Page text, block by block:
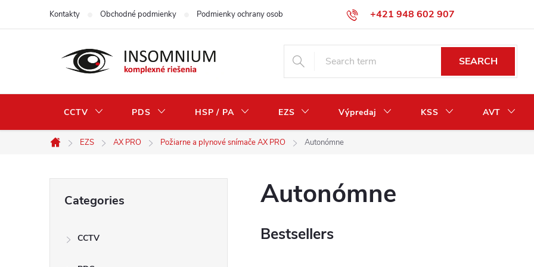
+421 948 602 907
Kontakty Obchodné podmienky Podmienky ochrany osobných údajov Odstúpenie od zmluvy / vrátenie peňazí
SEARCH
CCTV PDS HSP / PA EZS Výpredaj KSS AVT
Home
EZS AX PRO Požiarne a plynové snímače AX PRO Autonómne
categories
Categories
CCTV
Autonómne
Bestsellers